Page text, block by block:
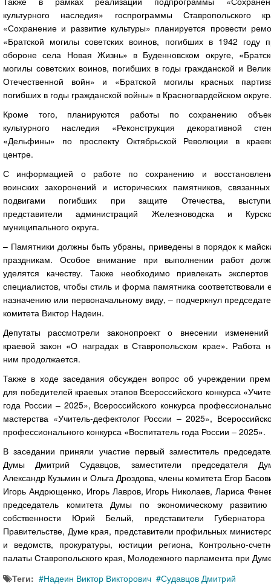
культурного наследия» госпрограммы Ставропольского
«Сохранение и развитие культуры» планируется провести
«Братской могилы советских воинов, погибших в 1942 году
обороне села Новая Жизнь» в Буденновском округе,
могилы советских воинов, погибших в годы гражданской и
Отечественной войн» и «Братской могилы красных
погибших в годы гражданской войны» в Красногвардейском округе.
Кроме того, планируются работы по сохранению
культурного наследия «Реконструкция декоративной
«Дельфины» по проспекту Октябрьской Революции в
центре.
С информацией о работе по сохранению и
воинских захоронений и исторических памятников,
подвигами погибших при защите Отечества,
представители администраций Железноводска и
муниципального округа.
– Памятники должны быть убраны, приведены в порядок к
праздникам. Особое внимание при выполнении работ
уделятся качеству. Также необходимо привлекать
специалистов, чтобы стиль и форма памятника соответствовали
назначению или первоначальному виду, – подчеркнул
комитета Виктор Надеин.
Депутаты рассмотрели законопроект о внесении
краевой закон «О наградах в Ставропольском крае». Работа
ним продолжается.
Также в ходе заседания обсужден вопрос об учреждении
для победителей краевых этапов Всероссийского конкурса
года России – 2025», Всероссийского конкурса
мастерства «Учитель-дефектолог России – 2025»,
профессионального конкурса «Воспитатель года России – 2025».
В заседании приняли участие первый заместитель
Думы Дмитрий Судавцов, заместители председателя
Александр Кузьмин и Ольга Дроздова, члены комитета Егор
Игорь Андрющенко, Игорь Лавров, Игорь Николаев, Лариса
председатель комитета Думы по экономическому
собственности Юрий Белый, представители
Правительстве, Думе края, представители профильных
и ведомств, прокуратуры, юстиции региона, Контрольно-
палаты Ставропольского края, Молодежного парламента при
Теги:
Надеин Виктор Викторович
Судавцов Дмитрий